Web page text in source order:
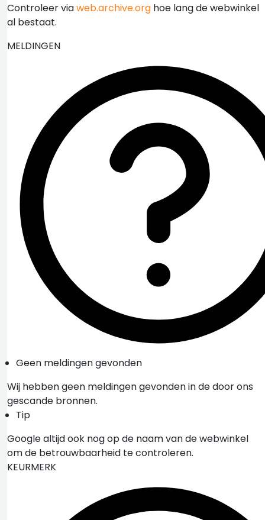
Controleer viaweb.archive.org hoe lang de webwinkel
al bestaat.
MELDINGEN
Geen meldingen gevonden
Wij hebben geen meldingen gevonden in de door ons
gescande bronnen.
Tip
Google altijd ook nog op de naam van de webwinkel
om de betrouwbaarheid te controleren.
KEURMERK